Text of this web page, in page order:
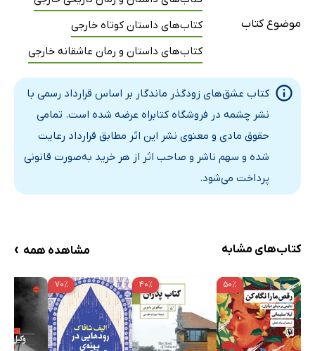
موضوع کتاب
کتاب‌های داستان کوتاه خارجی
کتاب‌های داستان و رمان عاشقانه خارجی
کتاب عشق‌های زودگذر ماندگار بر اساس قرارداد رسمی با
نشر چشمه در فروشگاه کتابراه عرضه شده است. تمامی
حقوق مادی و معنوی نشر این اثر مطابق قرارداد رعایت
شده و سهم ناشر و صاحب اثر از هر خرید به‌صورت قانونی
پرداخت می‌شود.
کتاب‌های مشابه مشاهده همه ›
۵۰٪ ۴۰٪ ۷۰٪